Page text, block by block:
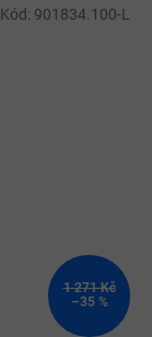
1 271 Kč
–35 %
Kód: 901834.100-L